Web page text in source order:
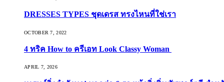
DRESSES TYPES ชุดเดรส ทรงไหนที่ใช่เรา
OCTOBER 7, 2022
4 ทริค How to ครีเอท Look Classy Woman
APRIL 7, 2026